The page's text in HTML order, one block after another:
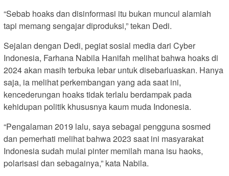
“Sebab hoaks dan disinformasi itu bukan muncul alamiah
tapi memang sengajar diproduksi,” tekan Dedi.
Sejalan dengan Dedi, pegiat sosial media dari Cyber
Indonesia, Farhana Nabila Hanifah melihat bahwa hoaks di
2024 akan masih terbuka lebar untuk disebarluaskan. Hanya
saja, ia melihat perkembangan yang ada saat ini,
kencederungan hoaks tidak terlalu berdampak pada
kehidupan politik khususnya kaum muda Indonesia.
“Pengalaman 2019 lalu, saya sebagai pengguna sosmed
dan pemerhati melihat bahwa 2023 saat ini masyarakat
Indonesia sudah mulai pinter memilah mana isu haoks,
polarisasi dan sebagainya,” kata Nabila.